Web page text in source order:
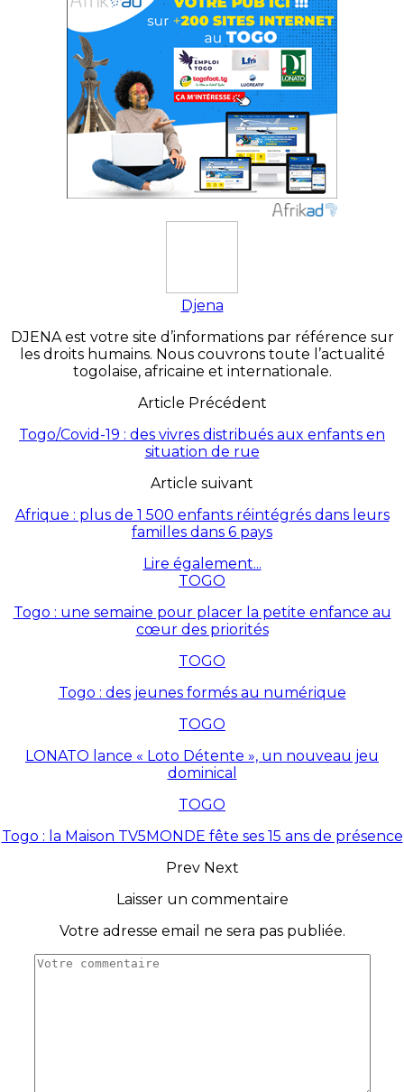
Djena
DJENA est votre site d’informations par référence sur
les droits humains. Nous couvrons toute l’actualité
togolaise, africaine et internationale.
Article Précédent
Togo/Covid-19 : des vivres distribués aux enfants en
situation de rue
Article suivant
Afrique : plus de 1 500 enfants réintégrés dans leurs
familles dans 6 pays
Lire également...
TOGO
Togo : une semaine pour placer la petite enfance au
cœur des priorités
TOGO
Togo : des jeunes formés au numérique
TOGO
LONATO lance « Loto Détente », un nouveau jeu
dominical
TOGO
Togo : la Maison TV5MONDE fête ses 15 ans de présence
Prev Next
Laisser un commentaire
Votre adresse email ne sera pas publiée.